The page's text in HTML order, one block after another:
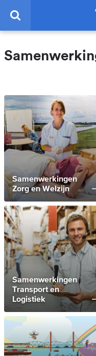
Samenwerkingen
Zorg en Welzijn
Samenwerkingen
Transport en
Logistiek